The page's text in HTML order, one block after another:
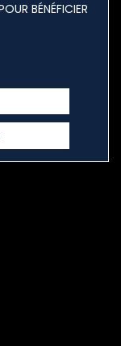
BÉNÉFICIER